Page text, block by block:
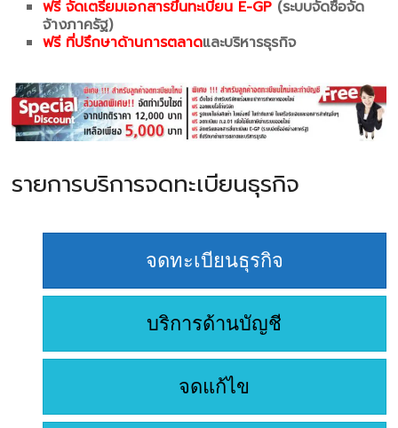
ฟรี จัดเตรียมเอกสารขึ้นทะเบียน E-GP (ระบบจัดซื้อจัด
จ้างภาครัฐ)
ฟรี ที่ปรึกษาด้านการตลาดและบริหารธุรกิจ
รายการบริการจดทะเบียนธุรกิจ
จดทะเบียนธุรกิจ
บริการด้านบัญชี
จดแก้ไข